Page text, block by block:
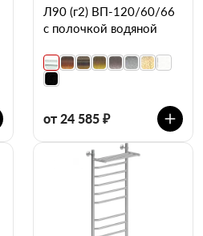
Л90 (г2) ВП-120/60/66
с полочкой водяной
от 24 585 ₽